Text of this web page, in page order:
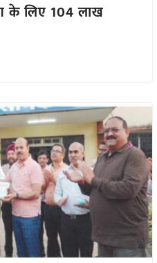
के लिए 104 लाख